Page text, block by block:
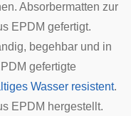
. Absorbermatten zur
EPDM gefertigt.
begehbar und in
gefertigte
Wasser resistent.
EPDM hergestellt.